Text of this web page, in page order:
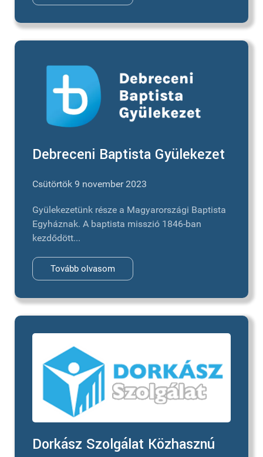
Debreceni Baptista Gyülekezet
Csütörtök 9 november 2023
Gyülekezetünk része a Magyarországi Baptista
Egyháznak. A baptista misszió 1846-ban
kezdődött...
Tovább olvasom
Dorkász Szolgálat Közhasznú